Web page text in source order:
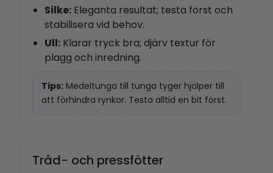
Silke: Eleganta resultat; testa först och
stabilisera vid behov.
Ull: Klarar tryck bra; djärv textur för
plagg och inredning.
Tips: Medeltunga till tunga tyger hjälper till
att förhindra rynkor. Testa alltid en bit först.
Tråd- och pressfötter